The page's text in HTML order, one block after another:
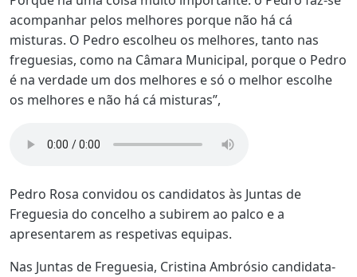
acompanhar pelos melhores porque não há cá
misturas. O Pedro escolheu os melhores, tanto nas
freguesias, como na Câmara Municipal, porque o Pedro
é na verdade um dos melhores e só o melhor escolhe
os melhores e não há cá misturas”,
Pedro Rosa convidou os candidatos às Juntas de
Freguesia do concelho a subirem ao palco e a
apresentarem as respetivas equipas.
Nas Juntas de Freguesia, Cristina Ambrósio candidata-